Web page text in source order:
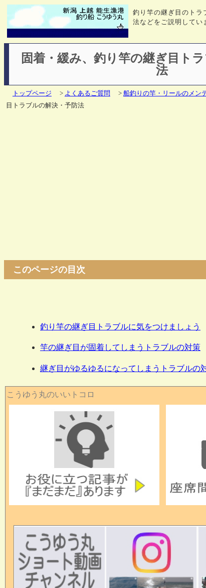
釣り竿の継ぎ目のトラ
法などをご説明してい
固着・緩み、釣り竿の継ぎ目ト
法
トップページ > よくあるご質問 > 船釣りの竿・リールのメン
目トラブルの解決・予防法
このページの目次
釣り竿の継ぎ目トラブルに気をつけましょう
竿の継ぎ目が固着してしまうトラブルの対策
継ぎ目がゆるゆるになってしまうトラブルの
こうゆう丸のいいトコロ